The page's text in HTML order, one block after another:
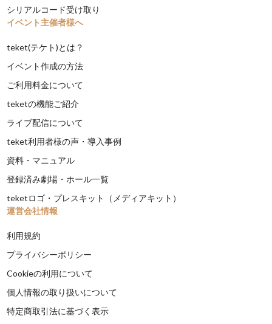
シリアルコード受け取り
イベント主催者様へ
teket(テケト)とは？
イベント作成の方法
ご利用料金について
teketの機能ご紹介
ライブ配信について
teket利用者様の声・導入事例
資料・マニュアル
登録済み劇場・ホール一覧
teketロゴ・プレスキット（メディアキット）
運営会社情報
利用規約
プライバシーポリシー
Cookieの利用について
個人情報の取り扱いについて
特定商取引法に基づく表示